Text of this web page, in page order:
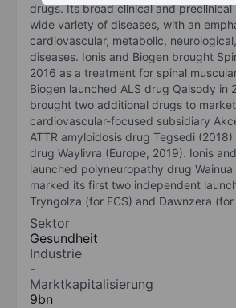
drugs. Its broad clinical and preclinical
wide variety of diseases, with an
cardiovascular, metabolic,
diseases. Ionis and Biogen brought
2016 as a treatment for spinal
Biogen launched ALS drug Qalsody in
brought two additional drugs to
cardiovascular-focused subsidiary
ATTR amyloidosis drug Tegsedi
drug Waylivra (Europe, 2019). Ionis
launched polyneuropathy drug
marked its first two independent
Tryngolza (for FCS) and Dawnzera (for
Sektor
Gesundheit
Industrie
-
Marktkapitalisierung
9bn